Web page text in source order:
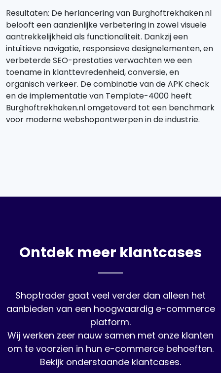
Resultaten: De herlancering van Burghoftrekhaken.nl
belooft een aanzienlijke verbetering in zowel visuele
aantrekkelijkheid als functionaliteit. Dankzij een
intuïtieve navigatie, responsieve designelementen, en
verbeterde SEO-prestaties verwachten we een
toename in klanttevredenheid, conversie, en
organisch verkeer. De combinatie van de APK check
en de implementatie van Template-4000 heeft
Burghoftrekhaken.nl omgetoverd tot een benchmark
voor moderne webshopontwerpen in de industrie.
Ontdek meer klantcases
Shoptrader gaat veel verder dan alleen het
aanbieden van een hoogwaardig e-commerce
platform.
Wij werken zeer nauw samen met onze klanten
om te voorzien in hun e-commerce behoeften.
Bekijk onderstaande klantcases.